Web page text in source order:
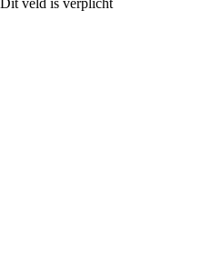
Dit veld is verplicht